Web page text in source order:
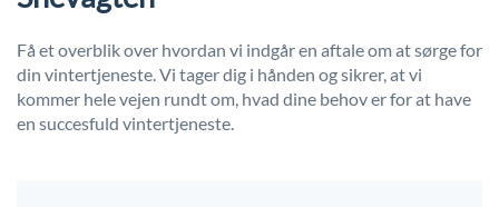
Få et overblik over hvordan vi indgår en aftale om at sørge for
din vintertjeneste. Vi tager dig i hånden og sikrer, at vi
kommer hele vejen rundt om, hvad dine behov er for at have
en succesfuld vintertjeneste.